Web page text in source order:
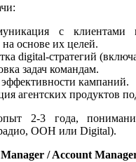
с клиентами
основе их целей.
digital-стратегий
задач командам.
кампаний.
агентских продуктов
2-3 года,
ООН или Digital).
/ Account